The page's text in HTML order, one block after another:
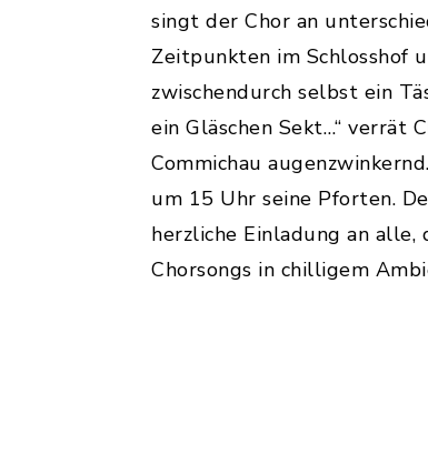
singt der Chor an
Zeitpunkten im Schlosshof
zwischendurch selbst ein
ein Gläschen Sekt…“ verrät
Commichau
um 15 Uhr seine Pforten.
herzliche Einladung an alle,
Chorsongs in chilligem